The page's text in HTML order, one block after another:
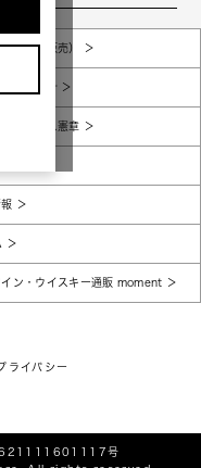
（店頭販売）
報保護方針
イアンス憲章
イン・ウイスキー通販 moment
621111601117号